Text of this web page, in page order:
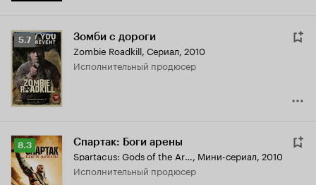
Рейтинг
Кинопоиска
5.7
5.7 Зомби с дороги
Zombie Roadkill, Сериал, 2010
исполнительный продюсер
Рейтинг
Кинопоиска
8.3
8.3 Спартак: Боги арены
Spartacus: Gods of the Arena, Мини-сериал, 2010
исполнительный продюсер